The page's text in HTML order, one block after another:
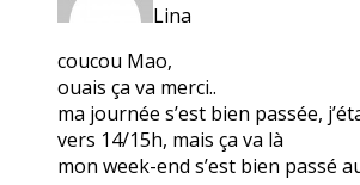
Lina
coucou Mao,
ouais ça va merci..
ma journée s’est bien passée,
vers 14/15h, mais ça va là
mon week-end s’est bien passé